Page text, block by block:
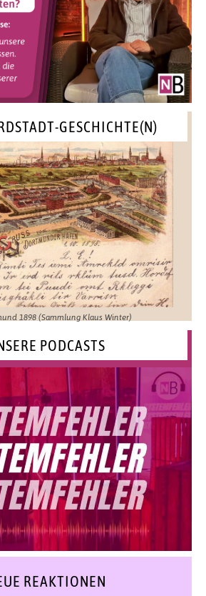
GESCHICHTE(N)
1898 (Sammlung Klaus Winter)
PODCASTS
REAKTIONEN